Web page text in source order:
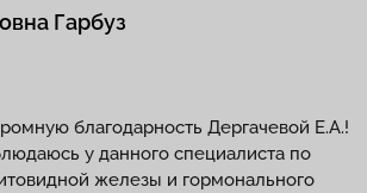
Гарбуз
благодарность Дергачевой Е.А.!
у данного специалиста по
железы и гормонального